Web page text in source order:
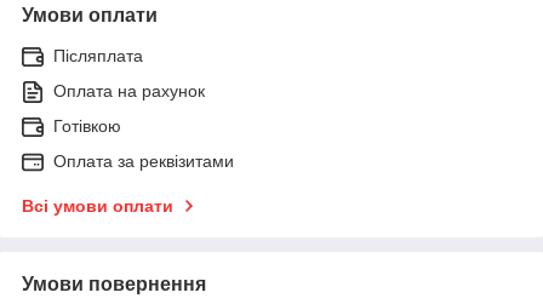
Умови оплати
Післяплата
Оплата на рахунок
Готівкою
Оплата за реквізитами
Всі умови оплати
Умови повернення